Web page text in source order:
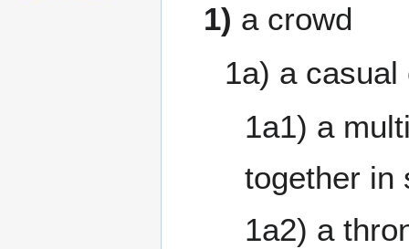
1) a crowd
1a) a
1a1) a
together in
1a2) a